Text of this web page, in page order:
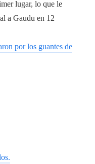
lugar, lo que le
a Gaudu en 12
por los guantes de